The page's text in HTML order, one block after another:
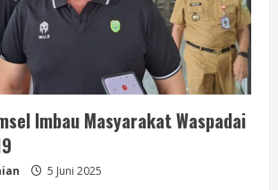
Imbau Masyarakat Waspadai
5 Juni 2025